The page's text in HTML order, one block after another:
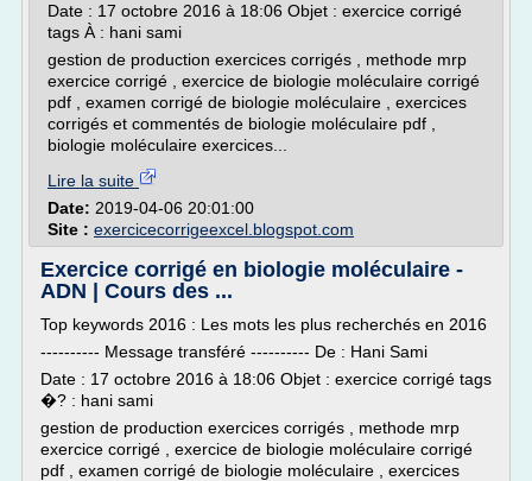
Date : 17 octobre 2016 à 18:06 Objet : exercice corrigé
tags À : hani sami
gestion de production exercices corrigés , methode mrp
exercice corrigé , exercice de biologie moléculaire corrigé
pdf , examen corrigé de biologie moléculaire , exercices
corrigés et commentés de biologie moléculaire pdf ,
biologie moléculaire exercices...
Lire la suite
Date: 2019-04-06 20:01:00
Site : exercicecorrigeexcel.blogspot.com
Exercice corrigé en biologie moléculaire -
ADN | Cours des ...
Top keywords 2016 : Les mots les plus recherchés en 2016
---------- Message transféré ---------- De : Hani Sami
Date : 17 octobre 2016 à 18:06 Objet : exercice corrigé tags
�? : hani sami
gestion de production exercices corrigés , methode mrp
exercice corrigé , exercice de biologie moléculaire corrigé
pdf , examen corrigé de biologie moléculaire , exercices